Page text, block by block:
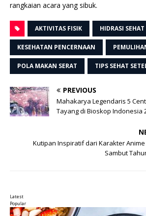
rangkaian acara yang sibuk.
AKTIVITAS FISIK HIDRASI SEHAT
KESEHATAN PENCERNAAN
POLA MAKAN SERAT TIPS SEHAT
PREVIOUS
Mahakarya Legendaris 5
Tayang di Bioskop Indonesia
Kutipan Inspiratif dari Karakter
Sambut
Latest
Popular